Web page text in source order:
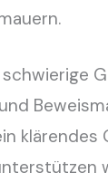
klärendes